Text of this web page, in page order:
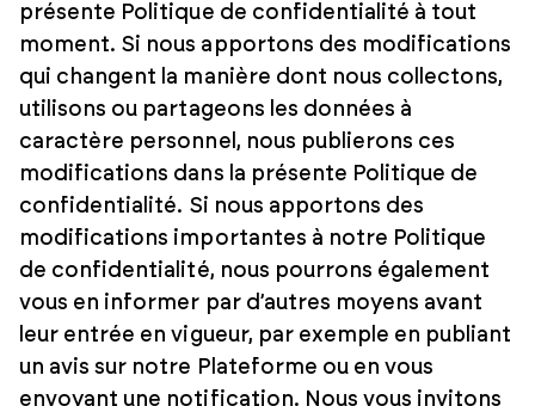
présente Politique de confidentialité à tout
moment. Si nous apportons des modifications
qui changent la manière dont nous collectons,
utilisons ou partageons les données à
caractère personnel, nous publierons ces
modifications dans la présente Politique de
confidentialité. Si nous apportons des
modifications importantes à notre Politique
de confidentialité, nous pourrons également
vous en informer par d’autres moyens avant
leur entrée en vigueur, par exemple en publiant
un avis sur notre Plateforme ou en vous
envoyant une notification. Nous vous invitons